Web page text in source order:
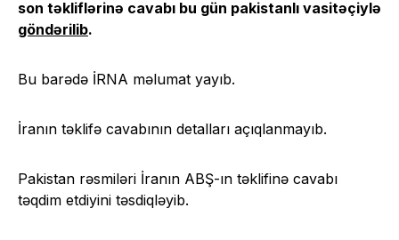
son təkliflərinə cavabı bu gün pakistanlı vasitəçiylə
göndərilib.
Bu barədə İRNA məlumat yayıb.
İranın təklifə cavabının detalları açıqlanmayıb.
Pakistan rəsmiləri İranın ABŞ-ın təklifinə cavabı
təqdim etdiyini təsdiqləyib.